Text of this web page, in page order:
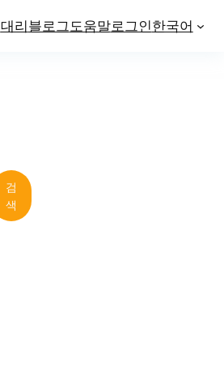
대리블로그 도움말로그인한국어
검
색